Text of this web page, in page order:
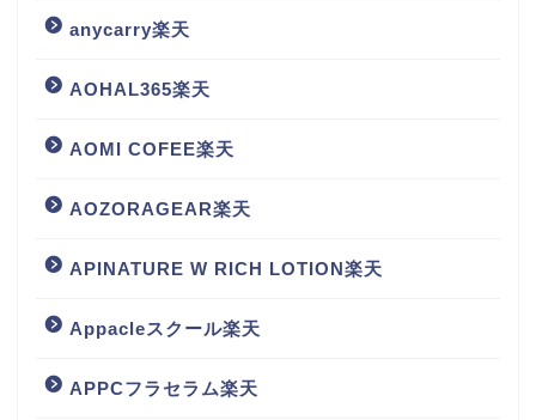
anycarry楽天
AOHAL365楽天
AOMI COFEE楽天
AOZORAGEAR楽天
APINATURE W RICH LOTION楽天
Appacleスクール楽天
APPCフラセラム楽天